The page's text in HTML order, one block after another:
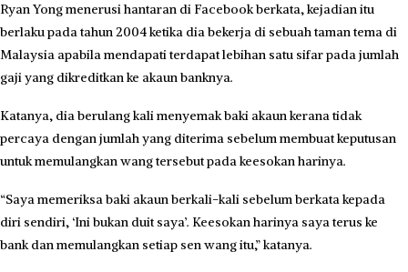
Ryan Yong menerusi hantaran di Facebook berkata, kejadian itu
berlaku pada tahun 2004 ketika dia bekerja di sebuah taman tema di
Malaysia apabila mendapati terdapat lebihan satu sifar pada jumlah
gaji yang dikreditkan ke akaun banknya.
Katanya, dia berulang kali menyemak baki akaun kerana tidak
percaya dengan jumlah yang diterima sebelum membuat keputusan
untuk memulangkan wang tersebut pada keesokan harinya.
“Saya memeriksa baki akaun berkali-kali sebelum berkata kepada
diri sendiri, ‘Ini bukan duit saya’. Keesokan harinya saya terus ke
bank dan memulangkan setiap sen wang itu,” katanya.